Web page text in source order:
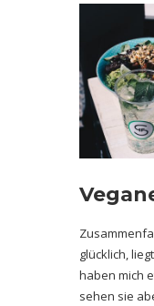
glücklich,
haben mich
sehen sie